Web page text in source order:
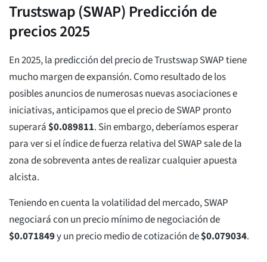
Trustswap (SWAP) Predicción de
precios 2025
En 2025, la predicción del precio de Trustswap SWAP tiene
mucho margen de expansión. Como resultado de los
posibles anuncios de numerosas nuevas asociaciones e
iniciativas, anticipamos que el precio de SWAP pronto
superará$0.089811. Sin embargo, deberíamos esperar
para ver si el índice de fuerza relativa del SWAP sale de la
zona de sobreventa antes de realizar cualquier apuesta
alcista.
Teniendo en cuenta la volatilidad del mercado, SWAP
negociará con un precio mínimo de negociación de
$0.071849y un precio medio de cotización de$0.079034.